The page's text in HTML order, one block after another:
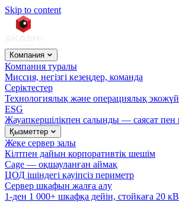
Skip to content
Компания
Компания туралы
Миссия, негізгі кезеңдер, команда
Серіктестер
Технологиялық және операциялық
ESG
Жауапкершілікпен салынды — саясат пен
Қызметтер
Жеке сервер залы
Кілтпен дайын корпоративтік шешім
Cage — оқшауланған аймақ
ЦОД ішіндегі қауіпсіз периметр
Сервер шкафын жалға алу
1-ден 1 000+ шкафқа дейін, стойкаға 20